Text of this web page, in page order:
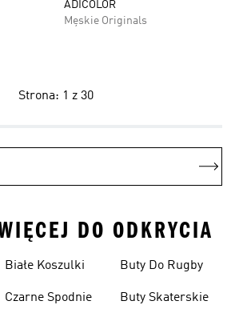
ADICOLOR
Męskie Originals
Strona: 1 z 30
DO ODKRYCIA
Białe Koszulki
Czarne Spodnie
Buty Do Rugby
Buty Skaterskie